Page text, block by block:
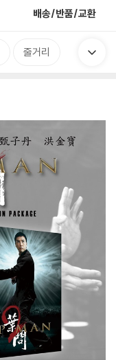
배송/반품/교환
줄거리